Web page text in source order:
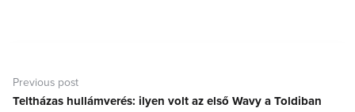
navigáció
Previous post
Previous
Teltházas hullámverés: ilyen volt az első Wavy a Toldiban